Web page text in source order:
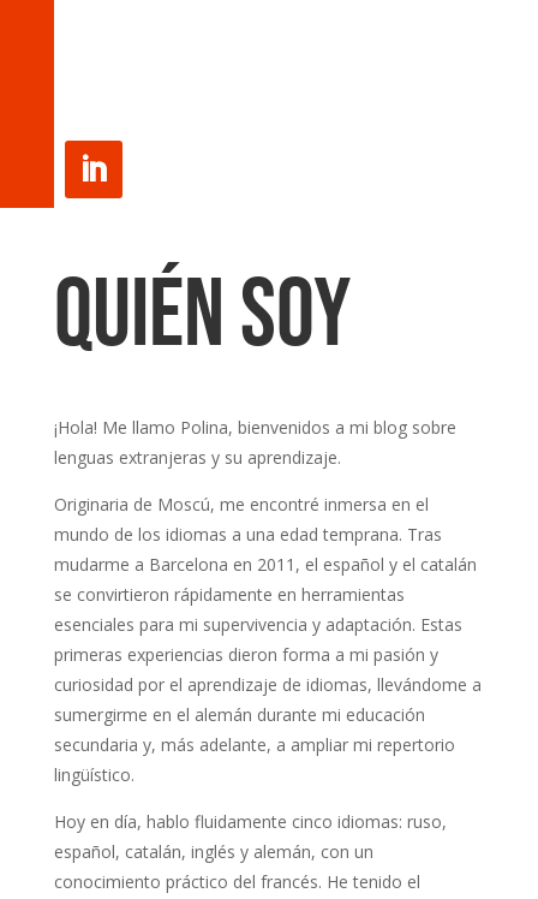
Quién soy
¡Hola! Me llamo Polina, bienvenidos a mi blog sobre
lenguas extranjeras y su aprendizaje.
Originaria de Moscú, me encontré inmersa en el
mundo de los idiomas a una edad temprana. Tras
mudarme a Barcelona en 2011, el español y el catalán
se convirtieron rápidamente en herramientas
esenciales para mi supervivencia y adaptación. Estas
primeras experiencias dieron forma a mi pasión y
curiosidad por el aprendizaje de idiomas, llevándome a
sumergirme en el alemán durante mi educación
secundaria y, más adelante, a ampliar mi repertorio
lingüístico.
Hoy en día, hablo fluidamente cinco idiomas: ruso,
español, catalán, inglés y alemán, con un
conocimiento práctico del francés. He tenido el